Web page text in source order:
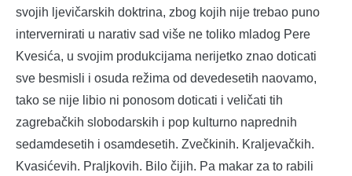
svojih ljevičarskih doktrina, zbog kojih nije trebao puno
intervernirati u narativ sad više ne toliko mladog Pere
Kvesića, u svojim produkcijama nerijetko znao doticati
sve besmisli i osuda režima od devedesetih naovamo,
tako se nije libio ni ponosom doticati i veličati tih
zagrebačkih slobodarskih i pop kulturno naprednih
sedamdesetih i osamdesetih. Zvečkinih. Kraljevačkih.
Kvasićevih. Praljkovih. Bilo čijih. Pa makar za to rabili